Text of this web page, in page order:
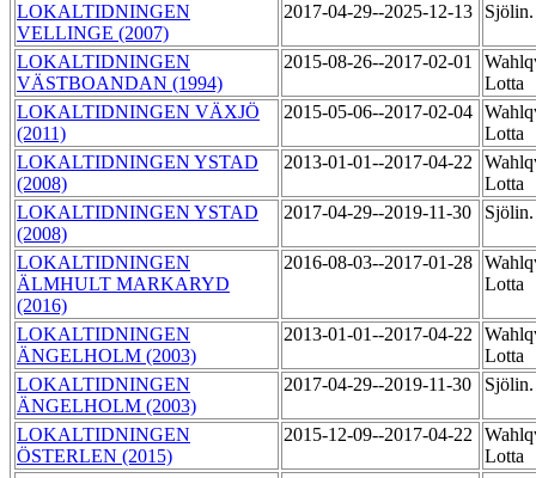
LOKALTIDNINGEN
VELLINGE (2007)
2017-04-29--2025-12-13
LOKALTIDNINGEN
VÄSTBOANDAN (1994)
2015-08-26--2017-02-01
Lotta
LOKALTIDNINGEN VÄXJÖ
(2011)
2015-05-06--2017-02-04
Lotta
LOKALTIDNINGEN YSTAD
(2008)
2013-01-01--2017-04-22
Lotta
LOKALTIDNINGEN YSTAD
(2008)
2017-04-29--2019-11-30
LOKALTIDNINGEN
ÄLMHULT MARKARYD
(2016)
2016-08-03--2017-01-28
Lotta
LOKALTIDNINGEN
ÄNGELHOLM (2003)
2013-01-01--2017-04-22
Lotta
LOKALTIDNINGEN
ÄNGELHOLM (2003)
2017-04-29--2019-11-30
LOKALTIDNINGEN
ÖSTERLEN (2015)
2015-12-09--2017-04-22
Lotta